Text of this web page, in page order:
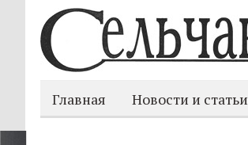
Главная Новости и статьи